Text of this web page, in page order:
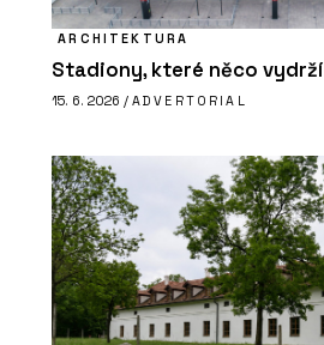
ARCHITEKTURA
Stadiony, které něco vydrží
15. 6. 2026 / ADVERTORIAL